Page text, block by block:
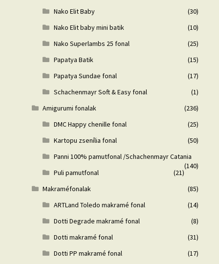
Nako Elit Baby
(30)
Nako Elit baby mini batik
(10)
Nako Superlambs 25 fonal
(25)
Papatya Batik
(15)
Papatya Sundae fonal
(17)
Schachenmayr Soft & Easy fonal
(1)
Amigurumi fonalak
(236)
DMC Happy chenille fonal
(25)
Kartopu zsenília fonal
(50)
Panni 100% pamutfonal /Schachenmayr Catania
(140)
Puli pamutfonal
(21)
Makraméfonalak
(85)
ARTLand Toledo makramé fonal
(14)
Dotti Degrade makramé fonal
(8)
Dotti makramé fonal
(31)
Dotti PP makramé fonal
(17)